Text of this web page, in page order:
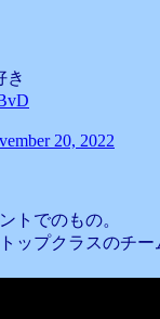
き
20, 2022
トでのもの。
ップクラスのチー